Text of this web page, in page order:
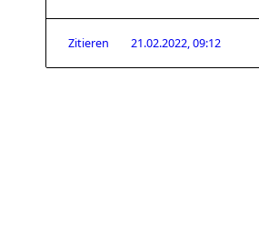
Zitieren 21.02.2022, 09:12